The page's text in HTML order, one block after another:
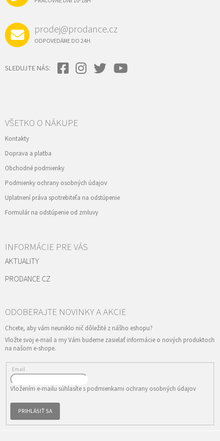
i
prodej@prodance.cz
ODPOVEDÁME DO 24H
SLEDUJTE NÁS:
VŠETKO O NÁKUPE
Kontakty
Doprava a platba
Obchodné podmienky
Podmienky ochrany osobných údajov
Uplatnení práva spotrebiteľa na odstúpenie
Formulár na odstúpenie od zmluvy
INFORMÁCIE PRE VÁS
AKTUALITY
PRODANCE CZ
Vložte svoj e-mail a my Vám budeme zasielať informácie o nových produktoch
na našom e-shope.
Email
Vložením e-mailu súhlasíte s podmienkami ochrany osobných údajov
PRIHLÁSIŤ SA